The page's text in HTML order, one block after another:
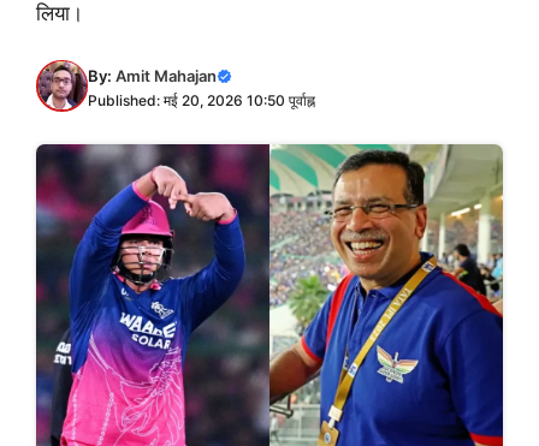
लिया।
By: Amit Mahajan
Published: मई 20, 2026 10:50 पूर्वाह्न